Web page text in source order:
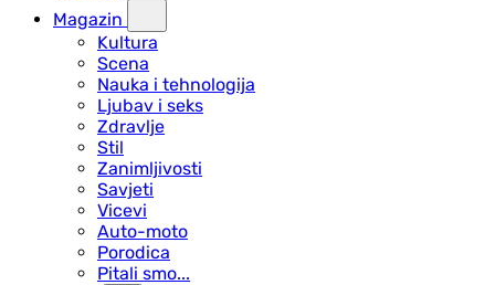
Magazin
Kultura
Scena
Nauka i tehnologija
Ljubav i seks
Zdravlje
Stil
Zanimljivosti
Savjeti
Vicevi
Auto-moto
Porodica
Pitali smo...